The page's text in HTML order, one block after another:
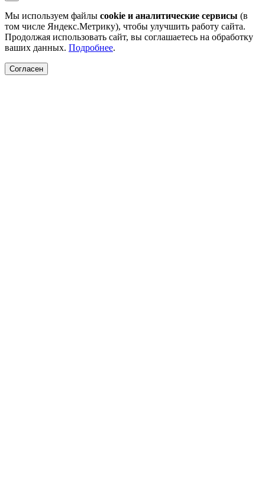
Мы используем файлы cookie и аналитические сервисы (в
том числе Яндекс.Метрику), чтобы улучшить работу сайта.
Продолжая использовать сайт, вы соглашаетесь на обработку
ваших данных. Подробнее.
Согласен